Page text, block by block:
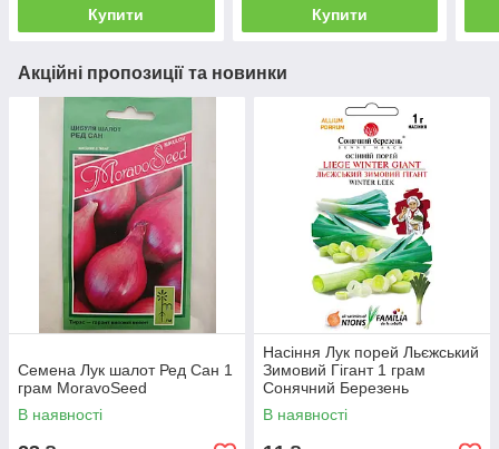
Купити Купити
Акційні пропозиції та новинки
Семена Лук шалот Ред Сан 1
грам MoravoSeed
В наявності
Насіння Лук порей Льєжський
Зимовий Гігант 1 грам
Сонячний Березень
В наявності